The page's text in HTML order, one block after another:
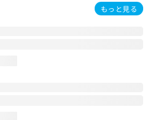
もっと見る